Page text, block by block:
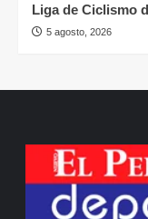
Liga de Ciclismo
5 agosto, 2026